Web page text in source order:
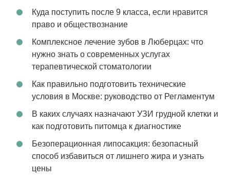
Куда поступить после 9 класса, если нравится
право и обществознание
Комплексное лечение зубов в Люберцах: что
нужно знать о современных услугах
терапевтической стоматологии
Как правильно подготовить технические
условия в Москве: руководство от Регламентум
В каких случаях назначают УЗИ грудной клетки и
как подготовить питомца к диагностике
Безоперационная липосакция: безопасный
способ избавиться от лишнего жира и узнать
цены